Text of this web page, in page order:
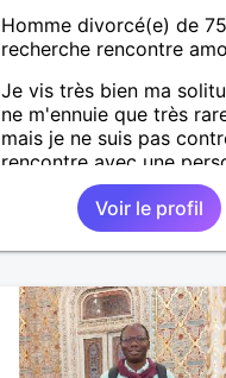
Homme divorcé(e) de
recherche rencontre
Je vis très bien ma
ne m'ennuie que très
mais je ne suis pas
rencontre avec une
compatible . Pourquoi une
amitié ne pourrait pas
bon feeling réciproque...
recherche de la
même toit.
Voir le profil